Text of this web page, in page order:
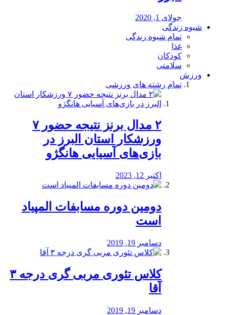
جولای 1, 2020
شیوه زندگی
تمام شیوه زندگی
غذا
کودکان
سلامتی
ورزش
تمام رشته های ورزشی
۲ مدال برنز نتیجه حضور ۷
ورزشکار استان البرز در
بازی‌های آسیایی هانگژو
اکتبر 12, 2023
دومین دوره مسابفات المپیاد
است
دسامبر 19, 2019
کلاس تئوری مربی گری درجه ۳
آقا
دسامبر 19, 2019